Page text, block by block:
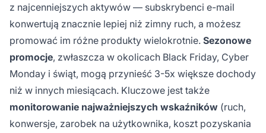
z najcenniejszych aktywów — subskrybenci e-mail
konwertują znacznie lepiej niż zimny ruch, a możesz
promować im różne produkty wielokrotnie. Sezonowe
promocje, zwłaszcza w okolicach Black Friday, Cyber
Monday i świąt, mogą przynieść 3-5x większe dochody
niż w innych miesiącach. Kluczowe jest także
monitorowanie najważniejszych wskaźników (ruch,
konwersje, zarobek na użytkownika, koszt pozyskania